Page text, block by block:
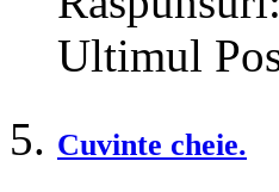
Ultimul
Cuvinte cheie.